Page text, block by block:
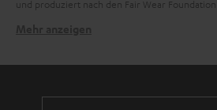
und produziert nach den Fair Wear Foundation
Perbandt